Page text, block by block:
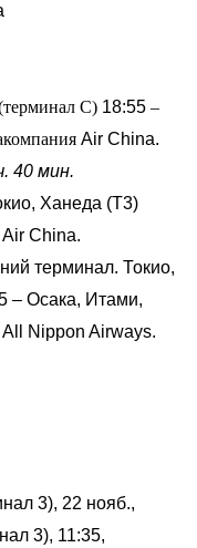
С) 18:55 –
Air China.
40 мин.
Ханеда (Т3)
China.
терминал. Токио,
– Осака, Итами,
Nippon Airways.
3), 22 нояб.,
3), 11:35,